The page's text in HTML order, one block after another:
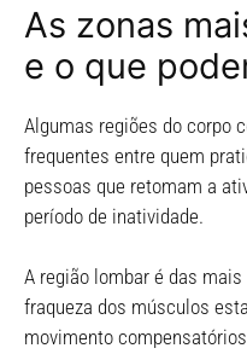
As zonas
e o que
Algumas regiões do corpo
frequentes entre quem
pessoas que retomam a
período de inatividade.
A região lombar é das
fraqueza dos músculos
movimento